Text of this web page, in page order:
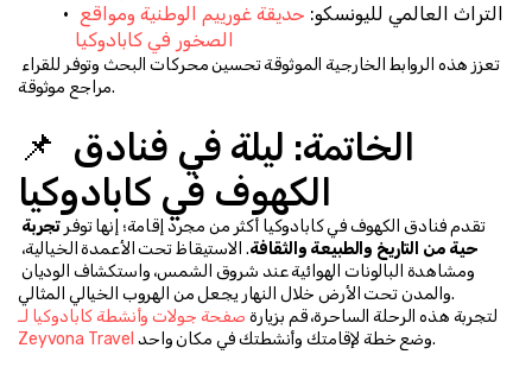
التراث العالمي لليونسكو:
الصخور في كابادوكيا
مراجع موثوقة.
📌 الخاتمة: ليلة في فنادق
الكهوف في كابادوكيا
تقدم فنادق الكهوف في كابادوكيا أكثر من مجرد إقامة؛ إنها توفر
حية من التاريخ والطبيعة والثقافة
والمدن تحت الأرض خلال النهار يجعل من الهروب الخيالي المثالي.
لتجربة هذه الرحلة الساحرة، قم بزيارة صفحة جولات وأنشطة كابادوكيا لـ
Zeyvona Travel
وضع خطة لإقامتك وأنشطتك في مكان واحد.